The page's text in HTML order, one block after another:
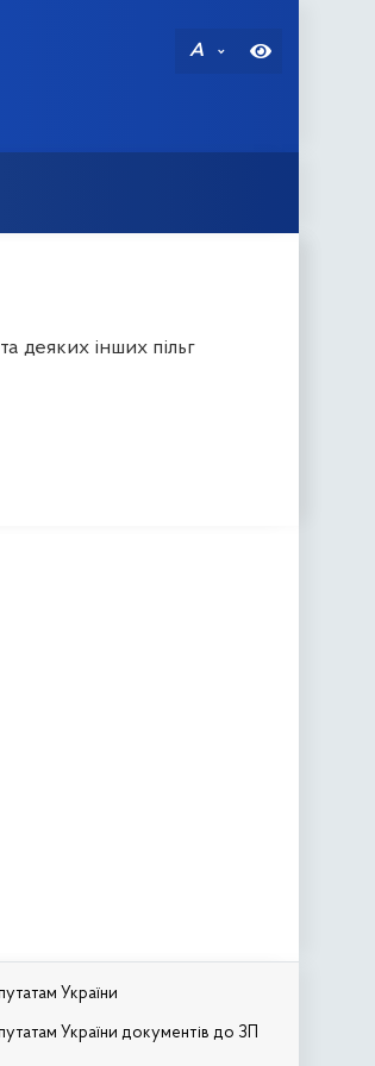
A
деяких інших пільг
України
України документів до ЗП